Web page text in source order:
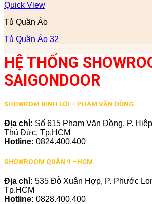
Quick View
Tủ Quần Áo
Tủ Quần Áo 32
HỆ THỐNG
SAIGONDOOR
SHOWROM BÌNH LỢI – PHẠM VĂN ĐỒNG
Địa chỉ: Số 615 Phạm Văn Đồng, P.
Thủ Đức, Tp.HCM
Hotline: 0824.400.400
SHOWROOM QUẬN 9 –HCM
Địa chỉ: 535 Đỗ Xuân Hợp, P. Phước
Tp.HCM
Hotline: 0828.400.400